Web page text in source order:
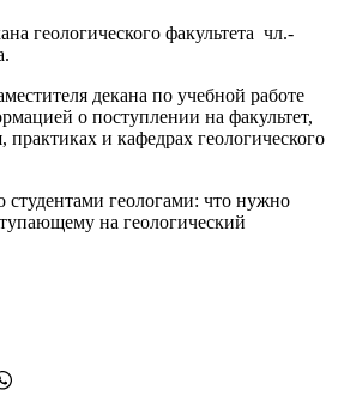
геологического факультета чл.-
декана по учебной работе
о поступлении на факультет,
практиках и кафедрах геологического
геологами: что нужно
на геологический